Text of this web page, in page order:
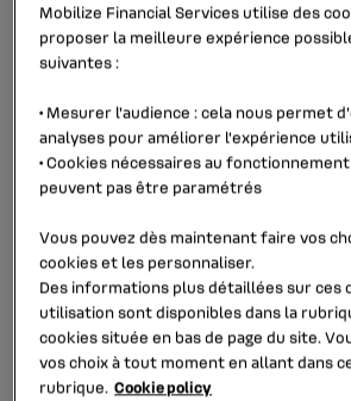
L'activité principale de RCI Insurance
fournir des solutions d'assurance aux
Services.
Opérant maintenant aux côtés d'un
filiales de RCI Bank and Services, les
petites entreprises actuellement
RCI Malta est aujourd'hui le premier
termes de primes émises, avec plus
contrats actifs dans son portefeuille,
une entreprise importante sur le
Mobilize Financial Services utilise des
proposer la meilleure expérience
suivantes :
• Mesurer l'audience : cela nous permet
analyses pour améliorer l’expérience
•Cookies nécessaires au
peuvent pas être paramétrés
Vous pouvez dès maintenant faire vos
cookies et les personnaliser.
Des informations plus détaillées sur ces
utilisation sont disponibles dans la
cookiessituée en bas de page du site.
vos choix à tout moment en allant dans
rubrique. Cookie policy